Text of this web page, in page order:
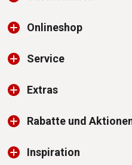
Onlineshop
Service
Extras
Rabatte und
Inspiration